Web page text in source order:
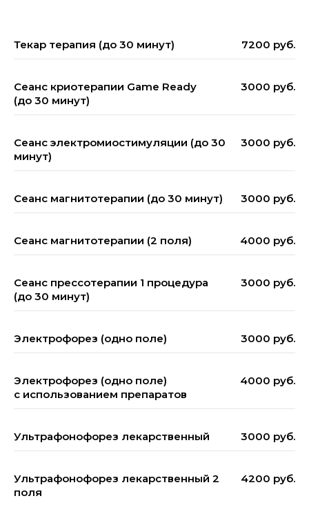
Снятие болевого синдрома
Снижение воспалительного
процесса
Текар терапия (до 30 минут) 7200 руб.
Сеанс криотерапии Game Ready
(до 30 минут)
3000 руб.
Сеанс электромиостимуляции (до 30
минут)
3000 руб.
Сеанс магнитотерапии (до 30 минут) 3000 руб.
Сеанс магнитотерапии (2 поля) 4000 руб.
Сеанс прессотерапии 1 процедура
(до 30 минут)
3000 руб.
Электрофорез (одно поле) 3000 руб.
Электрофорез (одно поле)
с использованием препаратов
4000 руб.
Ультрафонофорез лекарственный 3000 руб.
Ультрафонофорез лекарственный 2
поля
4200 руб.
ЗАПИСАТЬСЯ